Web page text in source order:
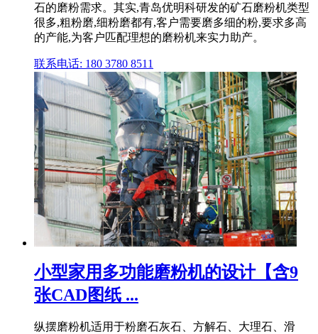
石的磨粉需求。其实,青岛优明科研发的矿石磨粉机类型
很多,粗粉磨,细粉磨都有,客户需要磨多细的粉,要求多高
的产能,为客户匹配理想的磨粉机来实力助产。
联系电话: 180 3780 8511
小型家用多功能磨粉机的设计【含9
张CAD图纸 ...
纵摆磨粉机适用于粉磨石灰石、方解石、大理石、滑